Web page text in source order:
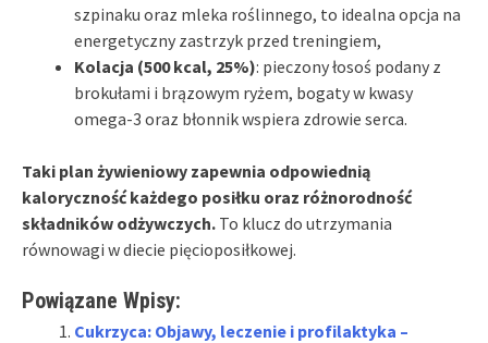
szpinaku oraz mleka roślinnego, to idealna opcja na
energetyczny zastrzyk przed treningiem,
Kolacja (500 kcal, 25%): pieczony łosoś podany z
brokułami i brązowym ryżem, bogaty w kwasy
omega-3 oraz błonnik wspiera zdrowie serca.
Taki plan żywieniowy zapewnia odpowiednią
kaloryczność każdego posiłku oraz różnorodność
składników odżywczych. To klucz do utrzymania
równowagi w diecie pięcioposiłkowej.
Powiązane Wpisy:
Cukrzyca: Objawy, leczenie i profilaktyka –